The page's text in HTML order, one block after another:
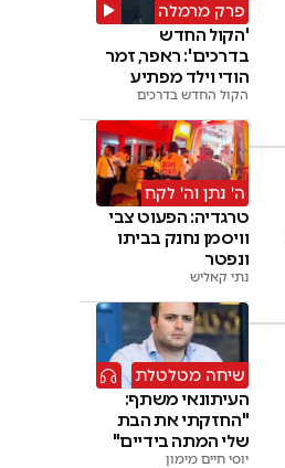
פרק מרמלה
'הקול החדש
בדרכים': ראפר, זמר
הודי וילד מפתיע
בניידת
הקול החדש בדרכים
ה' נתן וה' לקח
טרגדיה: הפעוט צבי
וויסמן נחנק בביתו
ונפטר
נתי קאליש
שיחה מטלטלת
העיתונאי משתף:
"החזקתי את הבת
שלי המתה בידיים"
יוסי חיים מימון